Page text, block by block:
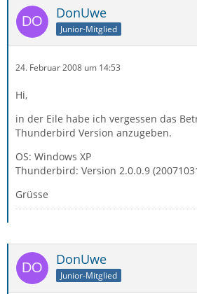
DonUwe
Junior-Mitglied
24. Februar 2008 um 14:53
Hi,
in der Eile habe ich vergessen das
Thunderbird Version anzugeben.
OS: Windows XP
Thunderbird: Version 2.0.0.9
Grüsse
DonUwe
Junior-Mitglied